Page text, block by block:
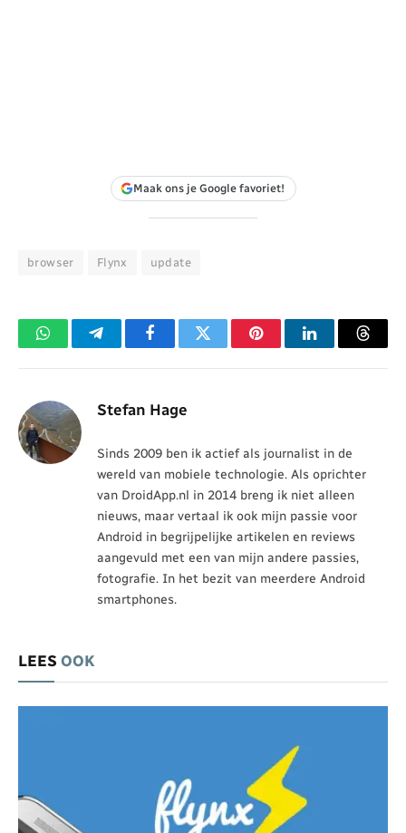
Maak ons je Google favoriet!
browser Flynx update
WhatsAppTelegramFacebookTwitter PinterestLinkedIn
Stefan Hage
Sinds 2009 ben ik actief als journalist in de
wereld van mobiele technologie. Als oprichter
van DroidApp.nl in 2014 breng ik niet alleen
nieuws, maar vertaal ik ook mijn passie voor
Android in begrijpelijke artikelen en reviews
aangevuld met een van mijn andere passies,
fotografie. In het bezit van meerdere Android
smartphones.
LEES OOK